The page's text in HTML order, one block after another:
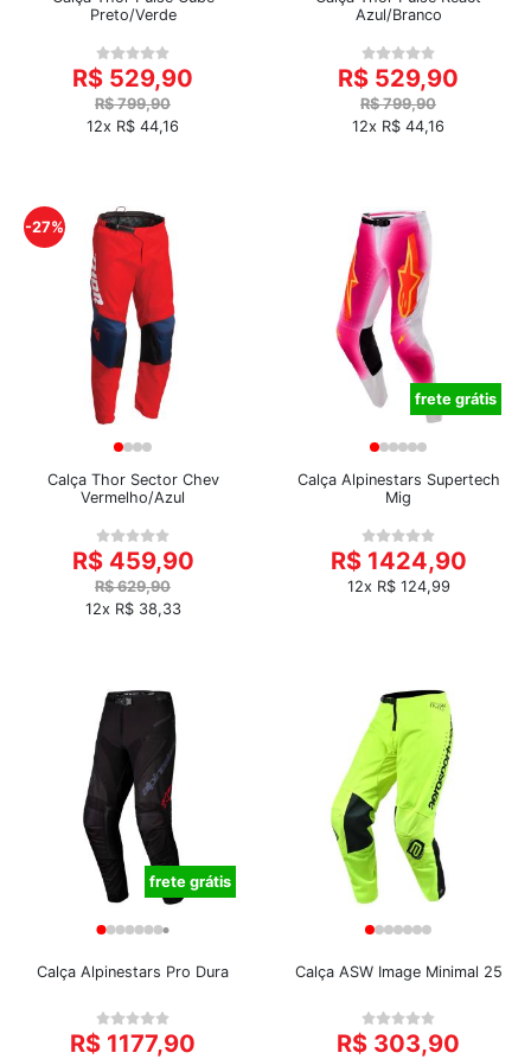
Preto/Verde
R$ 529,90
R$ 799,90
12x R$ 44,16
Azul/Branco
R$ 529,90
R$ 799,90
12x R$ 44,16
-27%
Calça Thor Sector Chev
Vermelho/Azul
R$ 459,90
R$ 629,90
12x R$ 38,33
frete grátis
Calça Alpinestars Supertech
Mig
R$ 1424,90
12x R$ 124,99
frete grátis
Calça Alpinestars Pro Dura
R$ 1177,90
Calça ASW Image Minimal 25
R$ 303,90